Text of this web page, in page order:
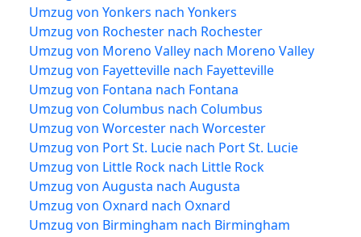
Umzug von Yonkers nach Yonkers
Umzug von Rochester nach Rochester
Umzug von Moreno Valley nach Moreno Valley
Umzug von Fayetteville nach Fayetteville
Umzug von Fontana nach Fontana
Umzug von Columbus nach Columbus
Umzug von Worcester nach Worcester
Umzug von Port St. Lucie nach Port St. Lucie
Umzug von Little Rock nach Little Rock
Umzug von Augusta nach Augusta
Umzug von Oxnard nach Oxnard
Umzug von Birmingham nach Birmingham